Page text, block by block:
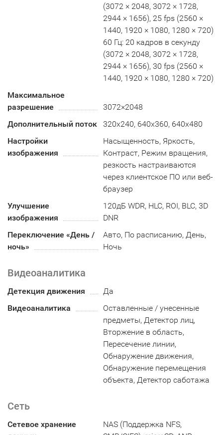
(3072 × 2048, 3072 × 1728,
2944 × 1656), 25 fps (2560 ×
1440, 1920 × 1080, 1280 × 720)
60 Гц: 20 кадров в секунду
(3072 × 2048, 3072 × 1728,
2944 × 1656), 30 fps (2560 ×
1440, 1920 × 1080, 1280 × 720)
Максимальное
разрешение
3072×2048
Дополнительный поток
320x240, 640x360, 640x480
Настройки
изображения
Насыщенность, Яркость,
Контраст, Режим вращения,
резкость настраиваются
через клиентское ПО или веб-
браузер
Улучшение
изображения
120дБ WDR, HLC, ROI, BLC, 3D
DNR
Переключение «День /
ночь»
Авто, По расписанию, День,
Ночь
Видеоаналитика
Детекция движения
Да
Видеоаналитика
Оставленные / унесенные
предметы, Детектор лиц,
Вторжение в область,
Пересечение линии,
Обнаружение движения,
Обнаружение перемещения
объекта, Детектор саботажа
Сеть
Сетевое хранение
NAS (Поддержка NFS,